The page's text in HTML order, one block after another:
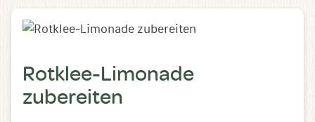
Rotklee-Limonade
zubereiten